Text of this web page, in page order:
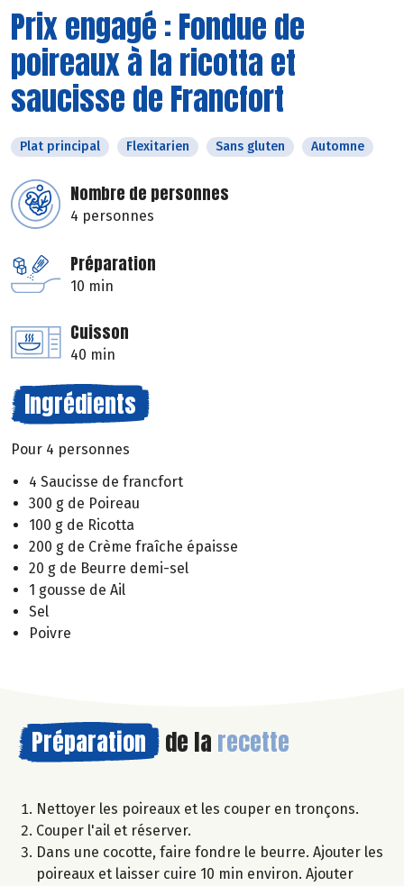
Prix engagé : Fondue de
poireaux à la ricotta et
saucisse de Francfort
Plat principal Flexitarien Sans gluten Automne
Nombre de personnes
4 personnes
Préparation
10 min
Cuisson
40 min
Ingrédients
Pour 4 personnes
4 Saucisse de francfort
300 g de Poireau
100 g de Ricotta
200 g de Crème fraîche épaisse
20 g de Beurre demi-sel
1 gousse de Ail
Sel
Poivre
Préparation de la recette
Nettoyer les poireaux et les couper en tronçons.
Couper l'ail et réserver.
Dans une cocotte, faire fondre le beurre. Ajouter les
poireaux et laisser cuire 10 min environ. Ajouter